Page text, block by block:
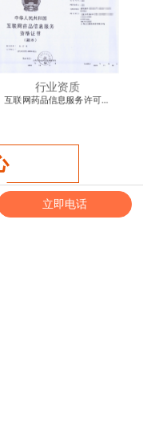
行业资质
互联网药品信息服务许可证
立即电话